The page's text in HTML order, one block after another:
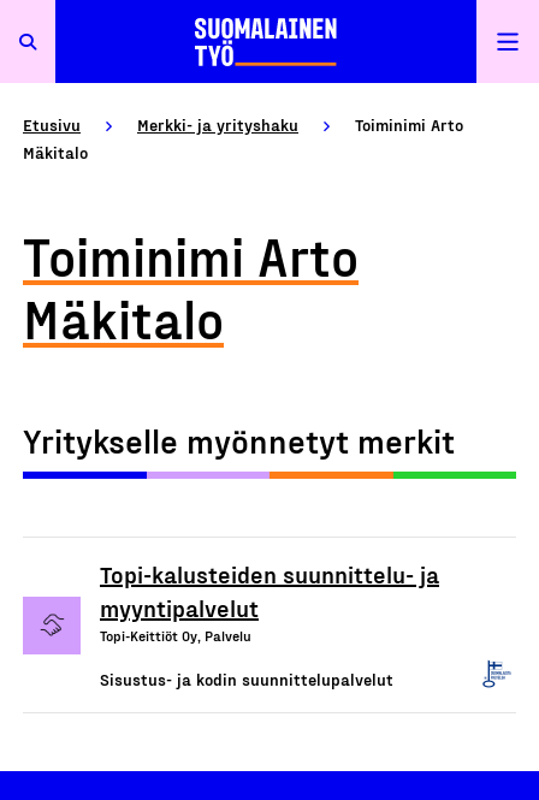
Etusivu Merkki- ja yrityshaku
Toiminimi Arto
Mäkitalo
Toiminimi Arto
Mäkitalo
Yritykselle myönnetyt merkit
Topi-kalusteiden suunnittelu- ja
myyntipalvelut
Topi-Keittiöt Oy, Palvelu
Sisustus- ja kodin suunnittelupalvelut